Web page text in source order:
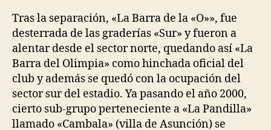
Tras la separación, «La Barra de la «O»», fue
desterrada de las graderías «Sur» y fueron a
alentar desde el sector norte, quedando así «La
Barra del Olimpia» como hinchada oficial del
club y además se quedó con la ocupación del
sector sur del estadio. Ya pasando el año 2000,
cierto sub-grupo perteneciente a «La Pandilla»
llamado «Cambala» (villa de Asunción) se